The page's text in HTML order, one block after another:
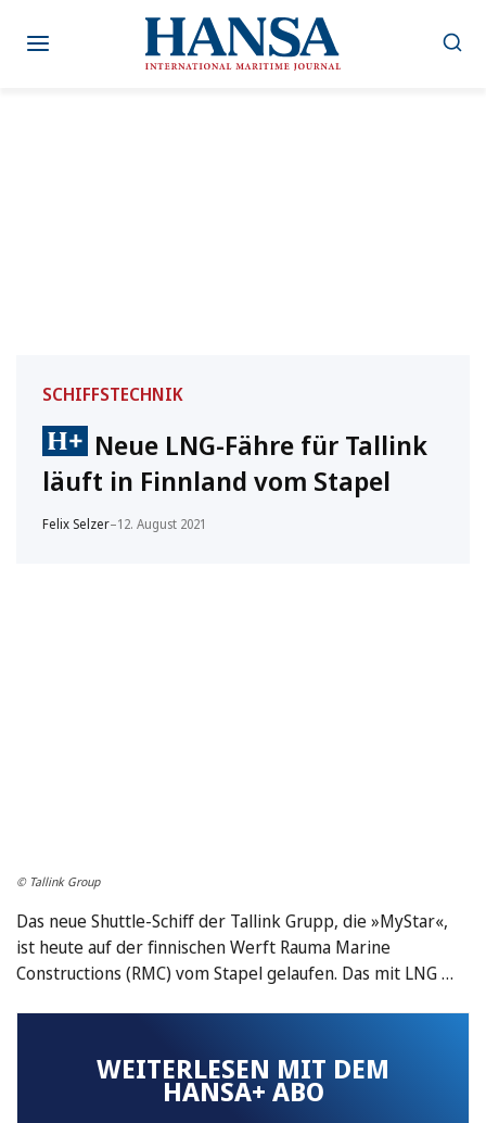
Inhalt
SCHIFFSTECHNIK
Neue LNG-Fähre für Tallink
läuft in Finnland vom Stapel
Felix Selzer–12. August 2021
© Tallink Group
Das neue Shuttle-Schiff der Tallink Grupp, die »MyStar«,
ist heute auf der finnischen Werft Rauma Marine
Constructions (RMC) vom Stapel gelaufen. Das mit LNG …
WEITERLESEN MIT DEM
HANSA+ ABO